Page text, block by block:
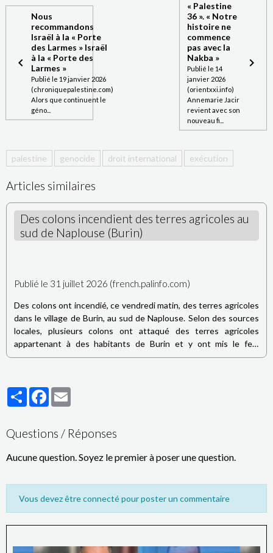
Nous
recommandons
Israël à la « Porte
des Larmes » Israël
à la « Porte des
Larmes »
Publié le 19 janvier 2026
(chroniquepalestine.com)
Alors que continuent le
géno...
« Palestine
36 ». « Notre
histoire ne
commence
pas avec la
Nakba »
Publié le 14
janvier 2026
(orientxxi.info)
Annemarie Jacir
revient avec son
nouveau fi...
palestine genocide droit international exécution
Articles similaires
Des colons incendient des terres agricoles au
sud de Naplouse (Burin)
Publié le 31 juillet 2026 (french.palinfo.com)
Des colons ont incendié, ce vendredi matin, des terres agricoles
dans le village de Burin, au sud de Naplouse. Selon des sources
locales, plusieurs colons ont attaqué des terres agricoles
appartenant à des habitants de Burin et y ont mis le feu,
provoquant l’incendie de plusieurs oliviers. Les mêmes sources
maîtriser l’incendie.
PartagerFacebook
Questions / Réponses
Aucune question. Soyez le premier à poser une question.
Vous devez être connecté pour poster un commentaire